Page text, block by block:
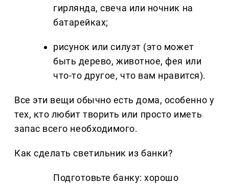
гирлянда, свеча или ночник на
батарейках;
рисунок или силуэт (это может
быть дерево, животное, фея или
что-то другое, что вам нравится).
Все эти вещи обычно есть дома, особенно у
тех, кто любит творить или просто иметь
запас всего необходимого.
Как сделать светильник из банки?
Подготовьте банку: хорошо